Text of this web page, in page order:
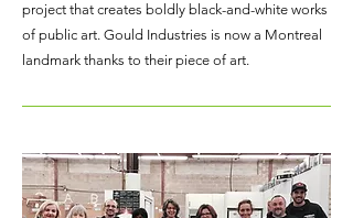
project that creates boldly black-and-white works
of public art. Gould Industries is now a Montreal
landmark thanks to their piece of art.